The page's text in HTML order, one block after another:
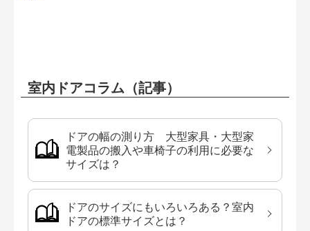
室内ドアコラム（記事）
ドアの幅の測り方 大型家具・大型家
電製品の搬入や車椅子の利用に必要な
サイズは？
ドアのサイズにもいろいろある？室内
ドアの標準サイズとは？